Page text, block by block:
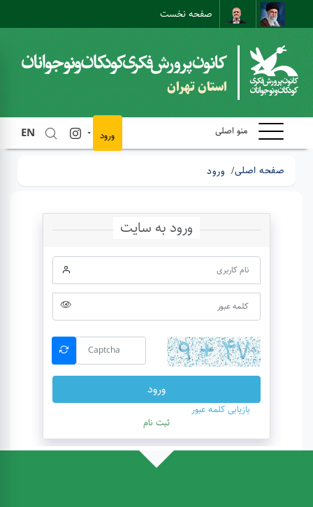
صفحه نخست
نقشه سایت
ارتباط مستقیم
استان تهران
منو اصلی EN ورود
صفحه اصلی ورود
ورود به سایت
ورود
بازیابی کلمه عبور
ثبت نام